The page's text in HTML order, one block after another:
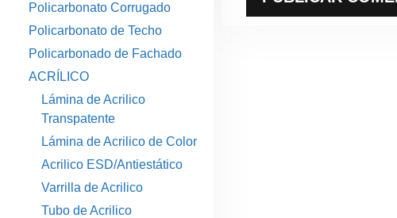
Policarbonato Corrugado
Policarbonato de Techo
Policarbonado de Fachado
ACRÍLICO
Lámina de Acrilico
Transpatente
Lámina de Acrilico de Color
Acrilico ESD/Antiestático
Varrilla de Acrilico
Tubo de Acrilico